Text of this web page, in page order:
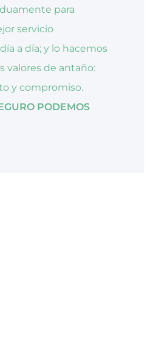
para
servicio
a día; y lo hacemos
valores de antaño:
y compromiso.
PODEMOS